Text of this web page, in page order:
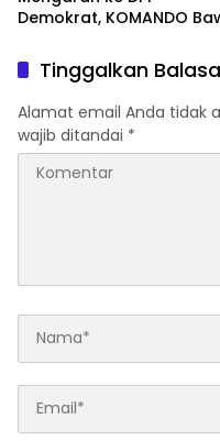
Demokrat, KOMANDO
Dody Hanggodo
Tinggalkan
Alamat email Anda tidak
wajib ditandai *